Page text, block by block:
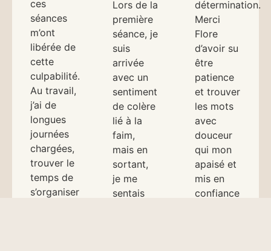
ces
séances
m’ont
libérée de
cette
culpabilité.
Au travail,
j’ai de
longues
journées
chargées,
trouver le
temps de
s’organiser
Lors de la
première
séance, je
suis
arrivée
avec un
sentiment
de colère
lié à la
faim,
mais en
sortant,
je me
sentais
détermination.
Merci
Flore
d’avoir su
être
patience
et trouver
les mots
avec
douceur
qui mon
apaisé et
mis en
confiance